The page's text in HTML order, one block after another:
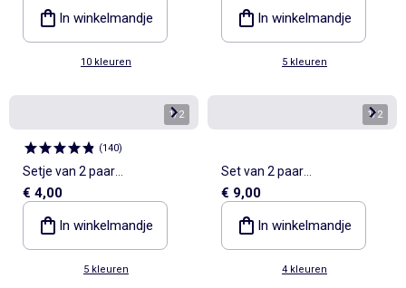
In winkelmandje
10 kleuren
In winkelmandje
5 kleuren
1/2
(140)
Setje van 2 paar
geboortesokken
€ 4,00
In winkelmandje
5 kleuren
1/2
Set van 2 paar
fantasiepanty's
€ 9,00
In winkelmandje
4 kleuren